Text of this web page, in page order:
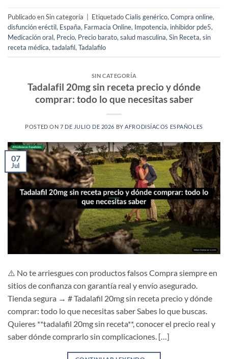
Publicado en Sin categoría EtiquetadoCialis genérico, Compra online,
disfunción eréctil, España, Farmacia Online, Impotencia, inhibidor pde5,
Medicación oral, Precio, Precio barato, salud masculina, Sin Receta, sin
receta médica, tadalafil, Tadalafilo
SIN CATEGORÍA
Tadalafil 20mg sin receta precio y dónde
comprar: todo lo que necesitas saber
POSTED ON 7 DE JULIO DE 2026 BYAFRODISÍACOS ESPAÑOLES
07
Jul
⚠️ No te arriesgues con productos falsos Compra siempre en
sitios de confianza con garantía real y envío asegurado.
Tienda segura → # Tadalafil 20mg sin receta precio y dónde
comprar: todo lo que necesitas saber Sabes lo que buscas.
Quieres **tadalafil 20mg sin receta**, conocer el precio real y
saber dónde comprarlo sin complicaciones. […]